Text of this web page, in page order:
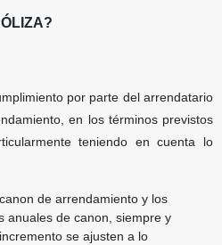
por parte del arrendatario
en los términos previstos
teniendo en cuenta lo
de arrendamiento y los
anuales de canon, siempre y
se ajusten a lo